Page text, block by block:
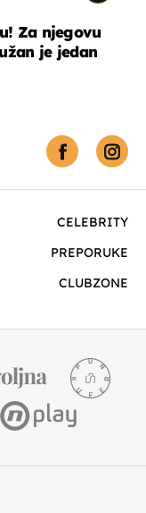
Za njegovu
je jedan
CELEBRITY
PREPORUKE
CLUBZONE